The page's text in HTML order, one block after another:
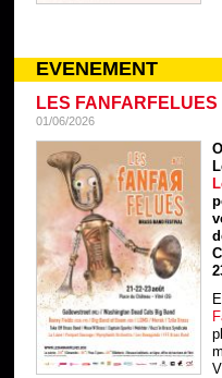
EVENEMENT
LES FANFARFELUES
01/06/2026